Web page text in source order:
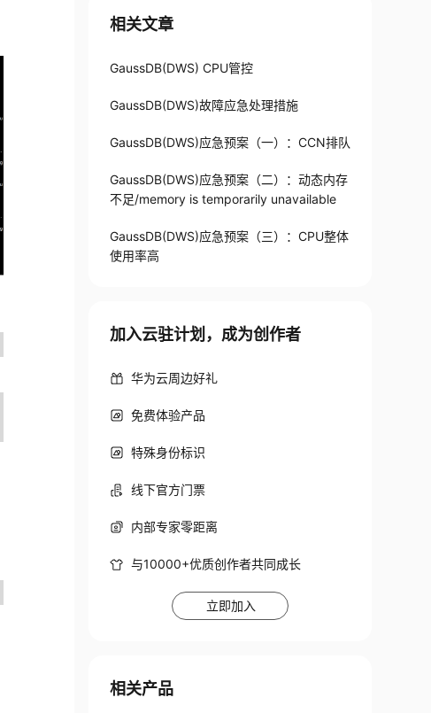
相关文章
GaussDB(DWS) CPU管控
GaussDB(DWS)故障应急处理措施
GaussDB(DWS)应急预案（一）：CCN排队
GaussDB(DWS)应急预案（二）：动态内存
不足/memory is temporarily unavailable
GaussDB(DWS)应急预案（三）：CPU整体
使用率高
加入云驻计划，成为创作者
华为云周边好礼
免费体验产品
特殊身份标识
线下官方门票
内部专家零距离
与10000+优质创作者共同成长
立即加入
相关产品